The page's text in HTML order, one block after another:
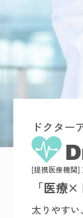
ドクター
[提携医療機関]
「医療
太りやす